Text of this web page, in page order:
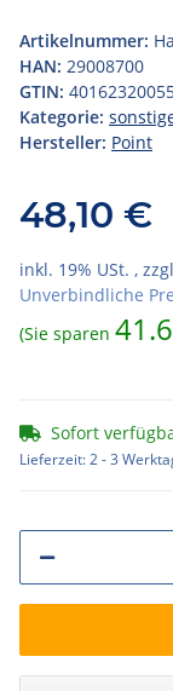
Artikelnummer:
HAN: 29008700
GTIN:
Kategorie:
Hersteller: Point
48,10 €
inkl. 19% USt. ,
Unverbindliche
(Sie sparen
Sofort
Lieferzeit:2 - 3